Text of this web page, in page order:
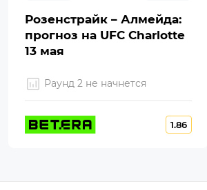
Розенстрайк – Алмейда:
прогноз на UFC Charlotte
13 мая
Раунд 2 не начнется
1.86